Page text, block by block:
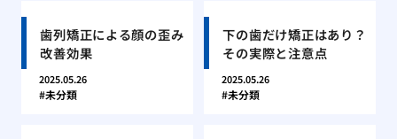
歯列矯正による顔の歪み
改善効果
2025.05.26
未分類
下の歯だけ矯正はあり？
その実際と注意点
2025.05.26
未分類